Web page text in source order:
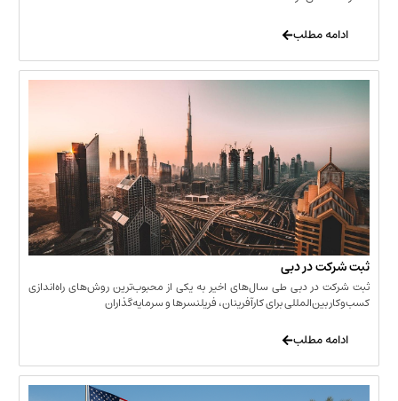
در دبی
دبی طی سال‌های اخیر به یکی از محبوب‌ترین روش‌های راه‌اندازی
برای کارآفرینان، فریلنسرها و سرمایه‌گذاران